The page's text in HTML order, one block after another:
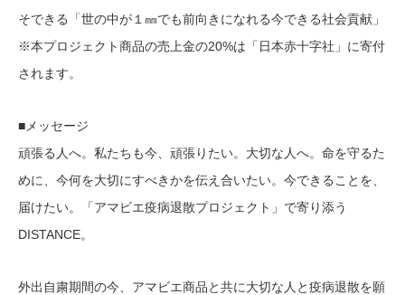
そできる「世の中が１㎜でも前向きになれる今できる社会貢献」
※本プロジェクト商品の売上金の20%は「日本赤十字社」に寄付
されます。
■メッセージ
頑張る人へ。私たちも今、頑張りたい。大切な人へ。命を守るた
めに、今何を大切にすべきかを伝え合いたい。今できることを、
届けたい。「アマビエ疫病退散プロジェクト」で寄り添う
DISTANCE。
外出自粛期間の今、アマビエ商品と共に大切な人と疫病退散を願